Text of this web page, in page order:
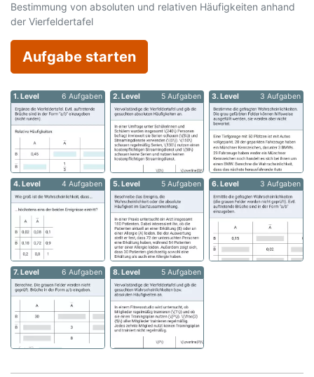
Bestimmung von absoluten und relativen Häufigkeiten anhand
der Vierfeldertafel
Aufgabe starten
1. Level 6 Aufgaben 2. Level 5 Aufgaben 3. Level 3 Aufgaben
4. Level 4 Aufgaben 5. Level 5 Aufgaben 6. Level 3 Aufgaben
7. Level 6 Aufgaben 8. Level 5 Aufgaben